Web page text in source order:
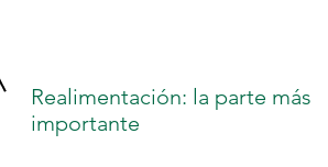
Realimentación: la parte más
importante